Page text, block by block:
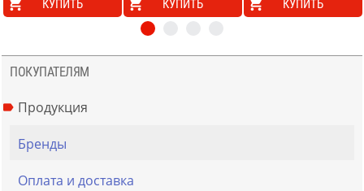
КУПИТЬ КУПИТЬ КУПИТЬ
ПОКУПАТЕЛЯМ
Продукция
Бренды
Оплата и доставка